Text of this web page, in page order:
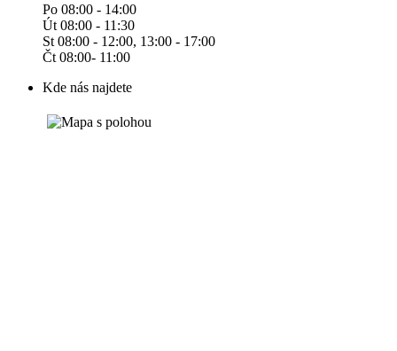
Po 08:00 - 14:00
Út 08:00 - 11:30
St 08:00 - 12:00, 13:00 - 17:00
Čt 08:00- 11:00
Kde nás najdete